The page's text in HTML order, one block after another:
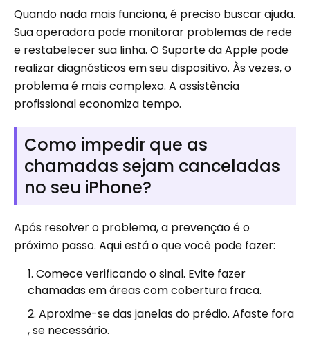
Quando nada mais funciona, é preciso buscar ajuda.
Sua operadora pode monitorar problemas de rede
e restabelecer sua linha. O Suporte da Apple pode
realizar diagnósticos em seu dispositivo. Às vezes, o
problema é mais complexo. A assistência
profissional economiza tempo.
Como impedir que as
chamadas sejam canceladas
no seu iPhone?
Após resolver o problema, a prevenção é o
próximo passo. Aqui está o que você pode fazer:
Comece verificando o sinal. Evite fazer
chamadas em áreas com cobertura fraca.
Aproxime-se das janelas do prédio. Afaste fora
, se necessário.